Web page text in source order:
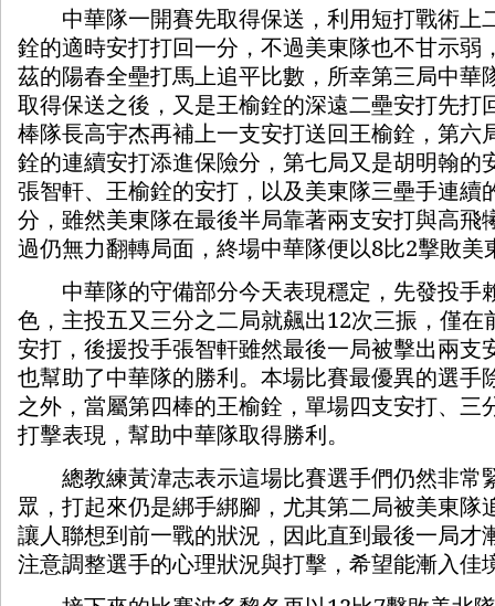
中華隊一開賽先取得保送，利用短打戰術上
銓的適時安打打回一分，不過美東隊也不甘示弱
茲的陽春全壘打馬上追平比數，所幸第三局中華
取得保送之後，又是王榆銓的深遠二壘安打先打
棒隊長高宇杰再補上一支安打送回王榆銓，第六
銓的連續安打添進保險分，第七局又是胡明翰的
張智軒、王榆銓的安打，以及美東隊三壘手連續
分，雖然美東隊在最後半局靠著兩支安打與高飛
過仍無力翻轉局面，終場中華隊便以8比2擊敗美
中華隊的守備部分今天表現穩定，先發投手
色，主投五又三分之二局就飆出12次三振，僅在
安打，後援投手張智軒雖然最後一局被擊出兩支
也幫助了中華隊的勝利。本場比賽最優異的選手
之外，當屬第四棒的王榆銓，單場四支安打、三
打擊表現，幫助中華隊取得勝利。
總教練黃湋志表示這場比賽選手們仍然非常
眾，打起來仍是綁手綁腳，尤其第二局被美東隊
讓人聯想到前一戰的狀況，因此直到最後一局才
注意調整選手的心理狀況與打擊，希望能漸入佳